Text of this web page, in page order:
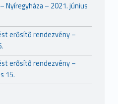
Nyíregyháza – 2021. június
erősítő rendezvény –
erősítő rendezvény –
15.